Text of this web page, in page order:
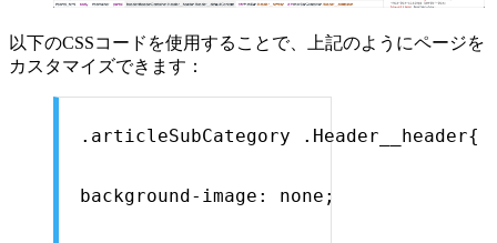
以下のCSSコードを使用することで、上記のようにページを
カスタマイズできます：
.articleSubCategory .Header__header{
background-image: none;